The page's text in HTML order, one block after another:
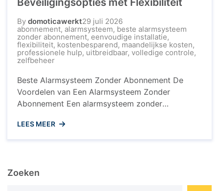
By domoticawerkt29 juli 2026
abonnement, alarmsysteem, beste alarmsysteem
zonder abonnement, eenvoudige installatie,
flexibiliteit, kostenbesparend, maandelijkse kosten,
professionele hulp, uitbreidbaar, volledige controle,
zelfbeheer
Beste Alarmsysteem Zonder Abonnement De
Voordelen van Een Alarmsysteem Zonder
Abonnement Een alarmsysteem zonder
huiseigenaren die op zoek zijn naar een
betaalbare en effectieve manier om hun huis te
langdurige contracten en maandelijkse kosten,
biedt een alarmsysteem zonder abonnement ...
LEES MEER
Zoeken